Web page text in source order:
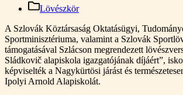
Lövészkör
A Szlovák Köztársaság Oktatásügyi,
Sportminisztériuma, valamint a Szlovák
támogatásával Szlácson megrendezett
Sládkovič alapiskola igazgatójának díjáért”,
képviselték a Nagykürtösi járást és
Ipolyi Arnold Alapiskolát.